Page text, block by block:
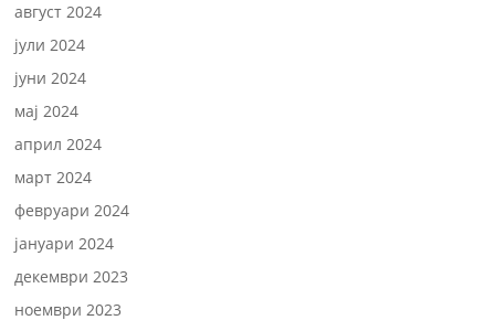
август 2024
јули 2024
јуни 2024
мај 2024
април 2024
март 2024
февруари 2024
јануари 2024
декември 2023
ноември 2023